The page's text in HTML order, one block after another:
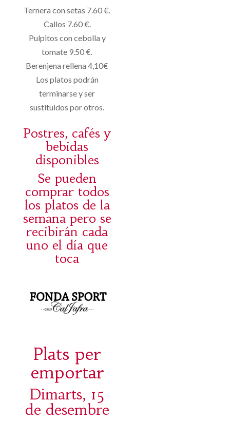
Ternera con setas 7.60 €.
Callos 7.60 €.
Pulpitos con cebolla y
tomate 9.50 €.
Berenjena rellena 4,10€
Los platos podrán
terminarse y ser
sustituidos por otros.
Postres, cafés y
bebidas
disponibles
Se pueden
comprar todos
los platos de la
semana pero se
recibirán cada
uno el día que
toca
Plats per
emportar
Dimarts, 15
de desembre